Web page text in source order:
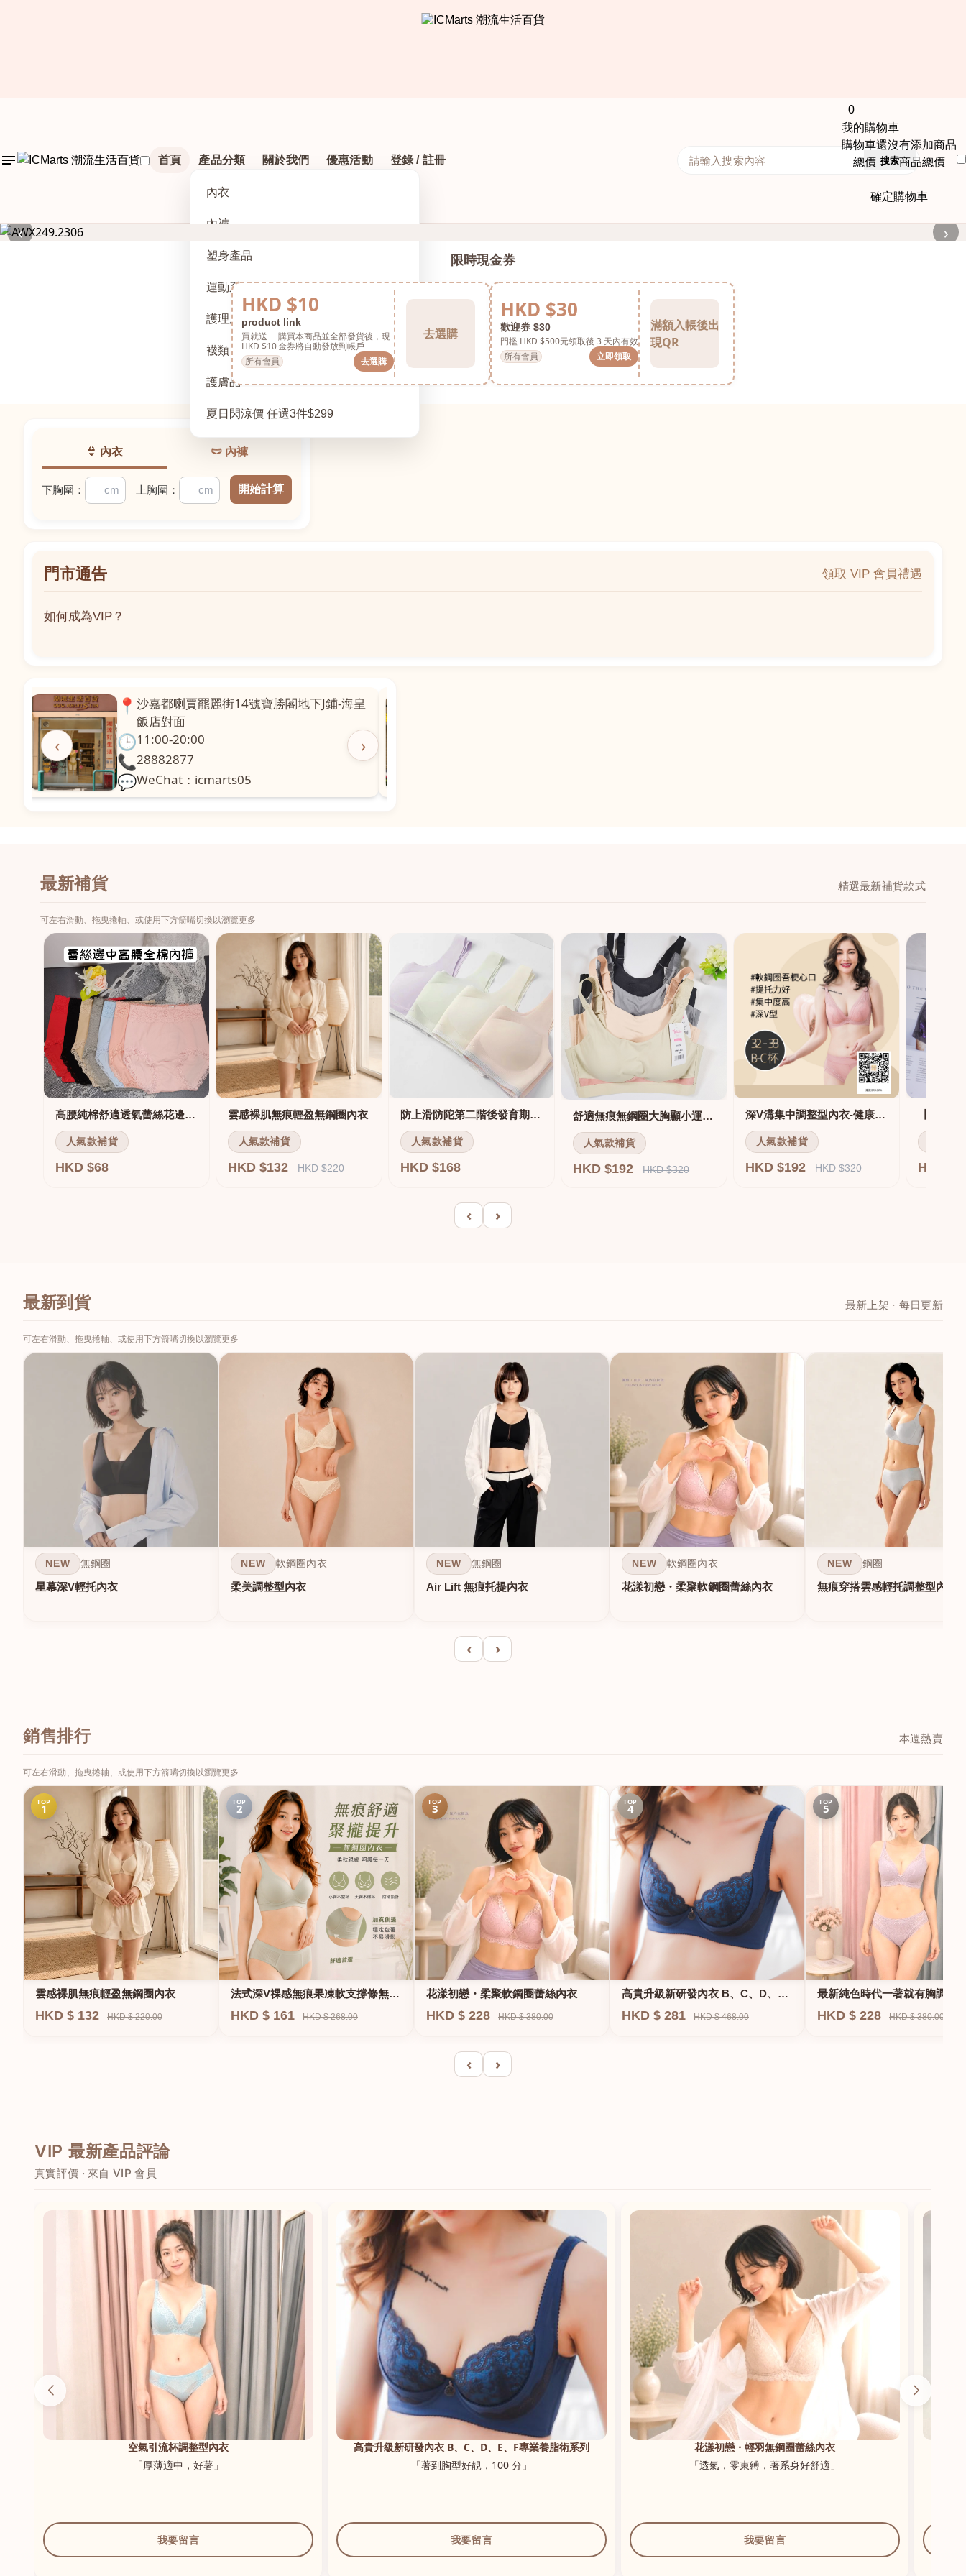
首頁 產品分類
內衣
內褲
塑身產品
運動系列
護理及配件
襪類
護膚品
夏日閃涼價 任選3件$299
關於我們 優惠活動 登錄 / 註冊
0
我的購物車
購物車還沒有添加商品
總價： 商品總價
確定購物車
搜索
‹ ›
限時現金券
HKD $10
product link
買就送
HKD $10
購買本商品並全部發貨後，現
金券將自動發放到帳戶
所有會員
去選購
去選購
HKD $30
歡迎券 $30
門檻 HKD $500元領取後 3 天內有效
所有會員
立即領取
滿額入帳後出
現QR
👙 內衣 🩲 內褲
下胸圍： 上胸圍： 開始計算
門市通告
領取 VIP 會員禮遇
如何成為VIP？
‹ ›
📍澳門啤利喇街121號珍興樓L1舖 粵華廣場對
面
🕒11:00-20:00
📞28331971
💬WeChat：icmarts02
最新補貨 精選最新補貨款式
可左右滑動、拖曳捲軸、或使用下方箭嘴切換以瀏覽更多
高腰純棉舒適透氣蕾絲花邊三角褲
人氣款補貨
HKD $68
雲感裸肌無痕輕盈無鋼圈內衣
人氣款補貨
HKD $132 HKD $220
防上滑防陀第二階後發育期內衣
人氣款補貨
HKD $168
舒適無痕無鋼圈大胸顯小運動內衣
人氣款補貨
HKD $192 HKD $320
深V溝集中調整型內衣-健康軟鋼圈
人氣款補貨
HKD $192 HKD $320 HKD
‹ ›
最新到貨 最新上架 · 每日更新
可左右滑動、拖曳捲軸、或使用下方箭嘴切換以瀏覽更多
NEW 無鋼圈
星幕深V輕托內衣
NEW 軟鋼圈內衣
柔美調整型內衣
NEW 無鋼圈
Air Lift 無痕托提內衣
NEW 軟鋼圈內衣
花漾初戀・柔聚軟鋼圈蕾絲內衣
NEW 鋼圈
無痕穿搭雲感輕托調整型內衣
‹ ›
銷售排行 本週熱賣
可左右滑動、拖曳捲軸、或使用下方箭嘴切換以瀏覽更多
TOP
1
雲感裸肌無痕輕盈無鋼圈內衣
HKD $ 132 HKD $ 220.00
TOP
2
法式深V祼感無痕果凍軟支撐條無鋼
圈內衣
HKD $ 161 HKD $ 268.00
TOP
3
花漾初戀・柔聚軟鋼圈蕾絲內衣
HKD $ 228 HKD $ 380.00
TOP
4
高貴升級新研發內衣 B、C、D、
E、F專業養脂術系列
HKD $ 281 HKD $ 468.00
TOP
5
最新純色時代一著就有胸調整
衣-專治小胸 蝴蝶肌位矯正型內
HKD $ 228 HKD $ 380.00
‹ ›
VIP 最新產品評論
真實評價 · 來自 VIP 會員
空氣引流杯調整型內衣
「厚薄適中，好著」
我要留言
高貴升級新研發內衣 B、C、D、E、F專業養脂術系列
「著到胸型好靚，100 分」
我要留言
花漾初戀・輕羽無鋼圈蕾絲內衣
「透氣，零束縛，著系身好舒適」
我要留言